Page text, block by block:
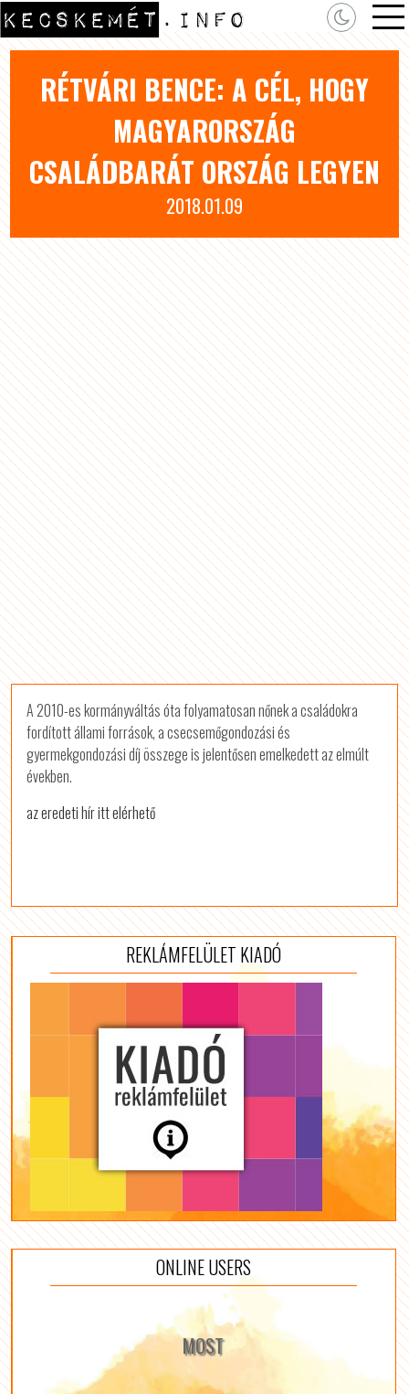
RÉTVÁRI BENCE: A CÉL, HOGY
MAGYARORSZÁG
CSALÁDBARÁT ORSZÁG LEGYEN
2018.01.09
A 2010-es kormányváltás óta folyamatosan nőnek a családokra
fordított állami források, a csecsemőgondozási és
gyermekgondozási díj összege is jelentősen emelkedett az elmúlt
években.
az eredeti hír itt elérhető
REKLÁMFELÜLET KIADÓ
ONLINE USERS
MOST